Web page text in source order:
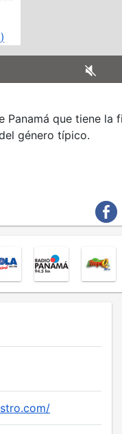
)
Panamá que tiene
género típico.